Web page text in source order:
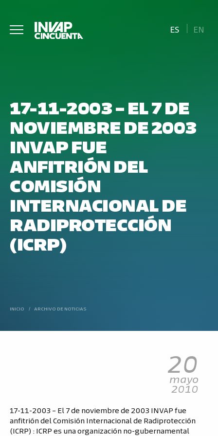
ES EN
17-11-2003 – EL 7 DE
NOVIEMBRE DE 2003
INVAP FUE
ANFITRIÓN DEL
COMISIÓN
INTERNACIONAL DE
RADIPROTECCIÓN
(ICRP)
INICIO / ARCHIVO DE NOTICIAS
20
mayo
2010
17-11-2003 – El 7 de noviembre de 2003 INVAP fue
anfitrión del Comisión Internacional de Radiprotección
(ICRP) :ICRP es una organización no-gubernamental